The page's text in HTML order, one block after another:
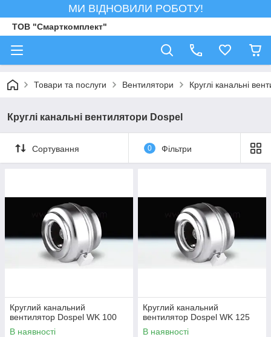
МИ ВІДНОВИЛИ РОБОТУ!
ТОВ "Смарткомплект"
Товари та послуги Вентилятори Круглі канальні
Круглі канальні вентилятори Dospel
Сортування 0 Фільтри
Круглий канальний
вентилятор Dospel WK 100
В наявності
Круглий канальний
вентилятор Dospel WK 125
В наявності